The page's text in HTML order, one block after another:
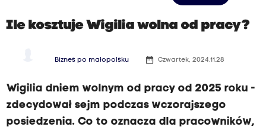
Ile kosztuje Wigilia wolna od pracy?
Biznes po małopolsku date_range Czwartek, 2024.11.28
Wigilia dniem wolnym od pracy od 2025 roku -
zdecydował sejm podczas wczorajszego
posiedzenia. Co to oznacza dla pracowników,